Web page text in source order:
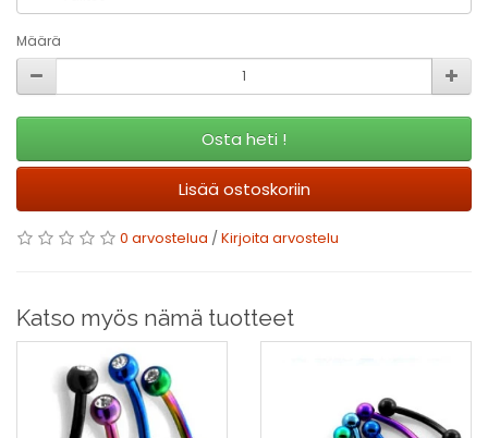
Määrä
Osta heti !
Lisää ostoskoriin
0 arvostelua /Kirjoita arvostelu
Katso myös nämä tuotteet